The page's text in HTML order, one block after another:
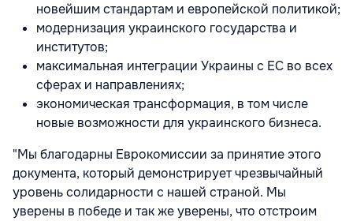
новейшим стандартам и европейской политикой;
модернизация украинского государства и
институтов;
максимальная интеграции Украины с ЕС во всех
сферах и направлениях;
экономическая трансформация, в том числе
новые возможности для украинского бизнеса.
"Мы благодарны Еврокомиссии за принятие этого
документа, который демонстрирует чрезвычайный
уровень солидарности с нашей страной. Мы
уверены в победе и так же уверены, что отстроим